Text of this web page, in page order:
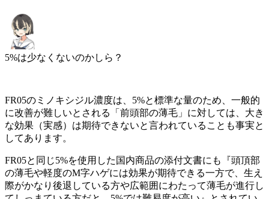
5%は少なくないのかしら？
FR05のミノキシジル濃度は、5%と標準な量のため、一般的
に改善が難しいとされる
「前頭部の薄毛」に対しては、大き
な効果（実感）は期待できないと言われていることも事実と
してあります。
FR05と同じ5%を使用した国内商品の添付文書にも『頭頂部
の薄毛や軽度のM字ハゲには効果が期待できる一方で、生え
際がかなり後退している方や広範囲にわたって薄毛が進行し